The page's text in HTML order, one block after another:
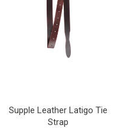
Supple Leather Latigo Tie
Strap